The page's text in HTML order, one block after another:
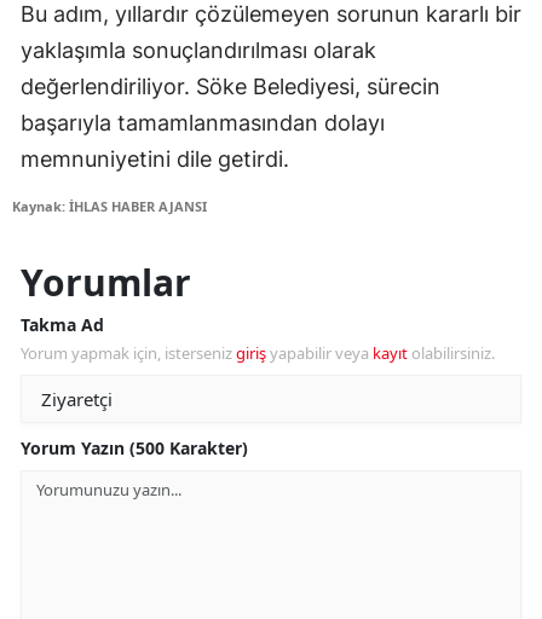
Bu adım, yıllardır çözülemeyen sorunun kararlı bir
yaklaşımla sonuçlandırılması olarak
değerlendiriliyor. Söke Belediyesi, sürecin
başarıyla tamamlanmasından dolayı
memnuniyetini dile getirdi.
Kaynak: İHLAS HABER AJANSI
Yorumlar
Takma Ad
Yorum yapmak için, istersenizgirişyapabilir veya kayıt olabilirsiniz.
Yorum Yazın (500 Karakter)